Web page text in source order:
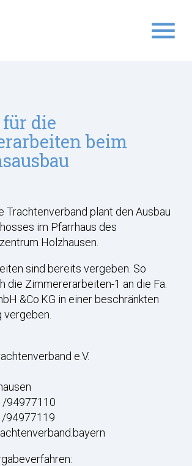
menu
für die
beim
Trachtenverband plant den Ausbau
im Pfarrhaus des
Holzhausen.
sind bereits vergeben. So
die Zimmererarbeiten-1 an die Fa.
&Co.KG in einer beschränkten
e.V.
94977110
94977119